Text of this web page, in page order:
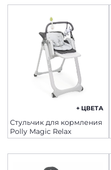
+ ЦВЕТА
Стульчик для кормления
Polly Magic Relax